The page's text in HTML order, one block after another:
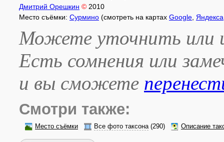
Дмитрий Орешкин © 2010
Место съёмки: Сурмино (смотреть на картах Google Яндекса
Можете уточнить или
Есть сомнения или
и вы сможете
Смотри также:
Место съёмки Все фото таксона(290) Описание